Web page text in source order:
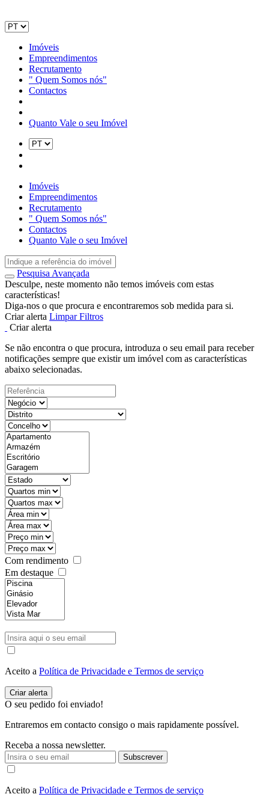
Imóveis
Empreendimentos
Recrutamento
" Quem Somos nós"
Contactos
Quanto Vale o seu Imóvel
Imóveis
Empreendimentos
Recrutamento
" Quem Somos nós"
Contactos
Quanto Vale o seu Imóvel
Pesquisa Avançada
Desculpe, neste momento não temos imóveis com estas
características!
Diga-nos o que procura e encontraremos sob medida para si.
Criar alerta Limpar Filtros
Criar alerta
Se não encontra o que procura, introduza o seu email para receber
notificações sempre que existir um imóvel com as características
abaixo selecionadas.
Com rendimento
Em destaque
Aceito a Política de Privacidade e Termos de serviço
O seu pedido foi enviado!
Entraremos em contacto consigo o mais rapidamente possível.
Receba a nossa newsletter.
Subscrever
Aceito a Política de Privacidade e Termos de serviço